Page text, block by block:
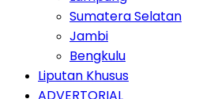
Sumatera Selatan
Jambi
Bengkulu
Liputan Khusus